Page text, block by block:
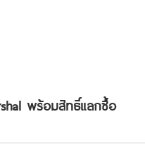
พร้อมสิทธิ์แลกซื้อ